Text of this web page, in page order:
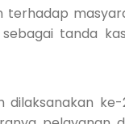
terhadap
tanda
ke-